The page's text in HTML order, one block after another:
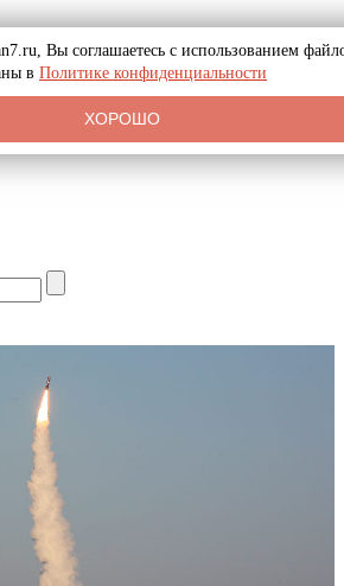
Вы соглашаетесь с использованием
в Политике конфиденциальности
ХОРОШО